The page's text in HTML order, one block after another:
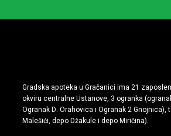
Gradska apoteka u Gračanici ima 21
okviru centralne Ustanove, 3 ogranka
Ogranak D. Orahovica i Ogranak 2 Gnojnica),
Malešići, depo Džakule i depo Miričina).